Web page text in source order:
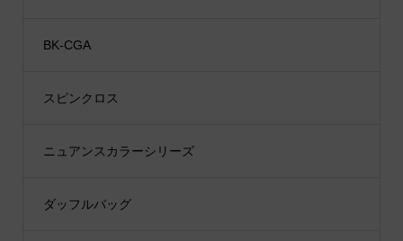
BK-CGA
スピンクロス
ニュアンスカラーシリーズ
ダッフルバッグ